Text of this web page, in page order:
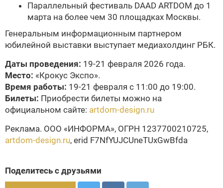
Параллельный фестиваль DAAD ARTDOM до 1
марта на более чем 30 площадках Москвы.
Генеральным информационным партнером
юбилейной выставки выступает медиахолдинг РБК.
Даты проведения: 19-21 февраля 2026 года.
Место: «Крокус Экспо».
Время работы: 19-21 февраля с 11:00 до 19:00.
Билеты: Приобрести билеты можно на
официальном сайте: artdom-design.ru
Реклама. ООО «ИНФОРМА», ОГРН 1237700210725,
artdom-design.ru, erid F7NfYUJCUneTUxGwBfda
Поделитесь с друзьями